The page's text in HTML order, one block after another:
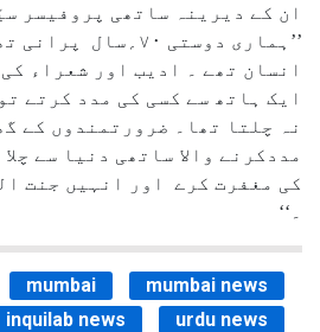
ان کے دیرینہ ساتھی پروفیسر
’’ہماری دوستی
انسان تھے ۔ ادیب اور شعراء
ایک ہاتھ سے کسی کی مدد کرتے
نہ چلتا تھا۔ ضرورتمندوں کے
مددکرنے والا ساتھی دنیا سے
کی مغفرت کرے اور انہیں جنت
۔‘‘
mumbai
mumbai news
inquilab news
urdu news